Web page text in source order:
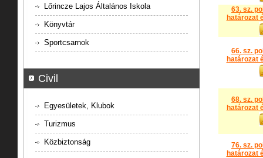
63. sz.
határozat
66. sz.
határozat
68. sz.
határozat
76. sz.
határozat
Lőrincze Lajos Általános Iskola
Könyvtár
Sportcsarnok
Civil
Egyesületek, Klubok
Turizmus
Közbiztonság